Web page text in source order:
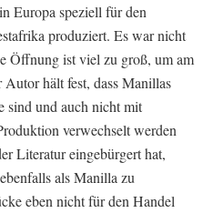
Europa speziell für den
produziert. Es war nicht
Öffnung ist viel zu groß, um am
hält fest, dass Manillas
sind und auch nicht mit
verwechselt werden
Literatur eingebürgert hat,
als Manilla zu
eben nicht für den Handel